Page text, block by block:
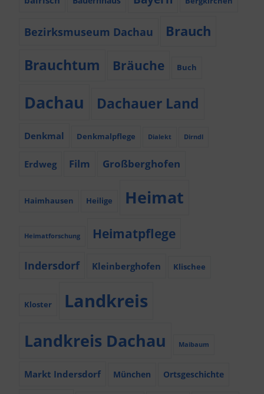
Bezirksmuseum Dachau Brauch
Brauchtum Bräuche Buch
Dachau Dachauer Land
Denkmal Denkmalpflege Dialekt Dirndl
Erdweg Film Großberghofen
Haimhausen Heilige Heimat
Heimatforschung Heimatpflege
Indersdorf Kleinberghofen Klischee
Kloster Landkreis
Landkreis Dachau Maibaum
Markt Indersdorf München Ortsgeschichte